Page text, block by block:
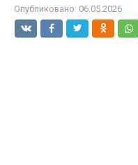
Опубликовано: 06.05.2026